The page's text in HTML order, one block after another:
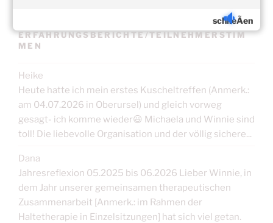
ERFAHRUNGSBERICHTE/TEILNEHMERSTIM
MEN
Heike
Heute hatte ich mein erstes Kuscheltreffen (Anmerk.:
am 04.07.2026 in Oberursel) und gleich vorweg
gesagt- ich komme wieder😃 Michaela und Winnie sind
toll! Die liebevolle Organisation und der völlig sichere...
Dana
Jahresreflexion 05.2025 bis 06.2026 Lieber Winnie, in
dem Jahr unserer gemeinsamen therapeutischen
Zusammenarbeit [Anmerk.: im Rahmen der
Haltetherapie in Einzelsitzungen] hat sich viel getan.
schlieÃen